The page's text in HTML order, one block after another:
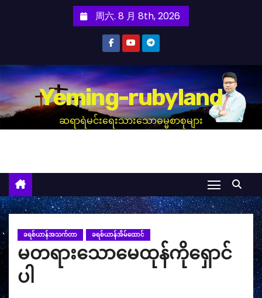
周六. 8 月 8th, 2026
Yeming-rubyland
ဆရာရဲမင်းရေးသားသောဓမ္မစာစုများ
ခရစ်ယာန်အသက်တာ ခရစ်ယာန်အိမ်ထောင်
မတရားသောမေထုန်ကိုရှောင်
ပါ